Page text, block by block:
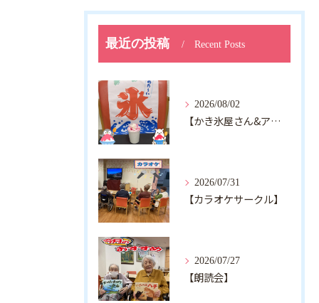
最近の投稿 Recent Posts
2026/08/02
【かき氷屋さん&アルジャン向日葵】
2026/07/31
【カラオケサークル】
2026/07/27
【朗読会】